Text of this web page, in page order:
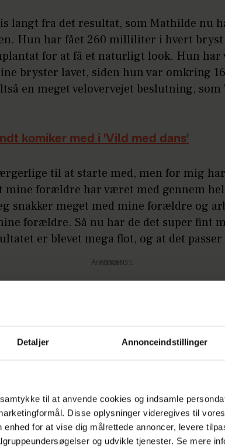
Detaljer Annonceindstillinger
til at anvende cookies og indsamle
Disse oplysninger videregives til
for at vise dig målrettede annoncer, levere
og udvikle tjenester. Se mere
langt fra det resultat, som Mathilde nu
Hun har fået 260 milliliter i hvert
for at få et naturligt look. Hun har
bryster lavet, siden hun var omkring
en meget velovervejet beslutning,
komiker med i 'Vild med dans'
til at starte med, men for mig
forældre har været med gennem
snakker meget med mine forældre og
forældre. Så nu har de det super fint
er blevet mega flot, og at det
Annonce
REALITY